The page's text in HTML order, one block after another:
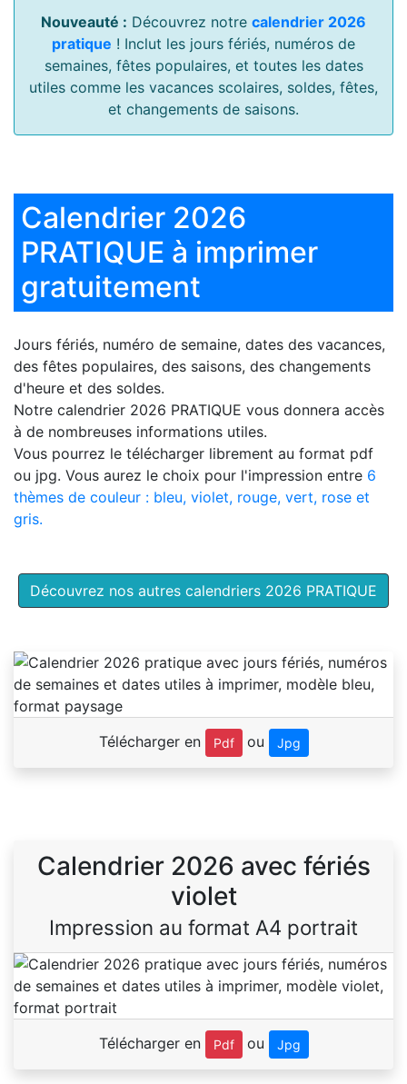
Nouveauté : Découvrez notre calendrier 2026
pratique ! Inclut les jours fériés, numéros de
semaines, fêtes populaires, et toutes les dates
utiles comme les vacances scolaires, soldes, fêtes,
et changements de saisons.
Calendrier 2026
PRATIQUE à imprimer
gratuitement
Jours fériés, numéro de semaine, dates des vacances,
des fêtes populaires, des saisons, des changements
d'heure et des soldes.
Notre calendrier 2026 PRATIQUE vous donnera accès
à de nombreuses informations utiles.
Vous pourrez le télécharger librement au format pdf
ou jpg. Vous aurez le choix pour l'impression entre 6
thèmes de couleur : bleu, violet, rouge, vert, rose et
gris.
Découvrez nos autres calendriers 2026 PRATIQUE
Télécharger en Pdf ou Jpg
Calendrier 2026 avec fériés
violet
Impression au format A4 portrait
Télécharger en Pdf ou Jpg